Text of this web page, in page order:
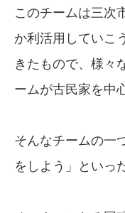
このチームは三次
か利活用していこ
きたもので、様々
ームが古民家を中
そんなチームの一
をしよう」といっ